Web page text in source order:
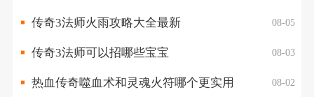
传奇3法师火雨攻略大全最新 08-05
传奇3法师可以招哪些宝宝 08-03
热血传奇噬血术和灵魂火符哪个更实用 08-02